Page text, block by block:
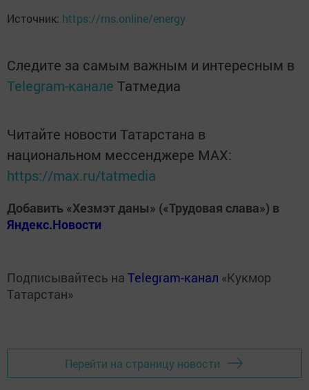
Источник: https://rns.online/energy
Следите за самым важным и интересным в
Telegram-канале Татмедиа
Читайте новости Татарстана в
национальном мессенджере MАХ:
https://max.ru/tatmedia
Добавить «Хезмэт даны» («Трудовая слава») в
Яндекс.Новости
Подписывайтесь на Telegram-канал «Кукмор
Татарстан»
Перейти на страницу новости